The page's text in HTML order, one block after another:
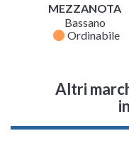
MEZZANOTA
Bassano
fiber_manual_record Ordinabile
Altri